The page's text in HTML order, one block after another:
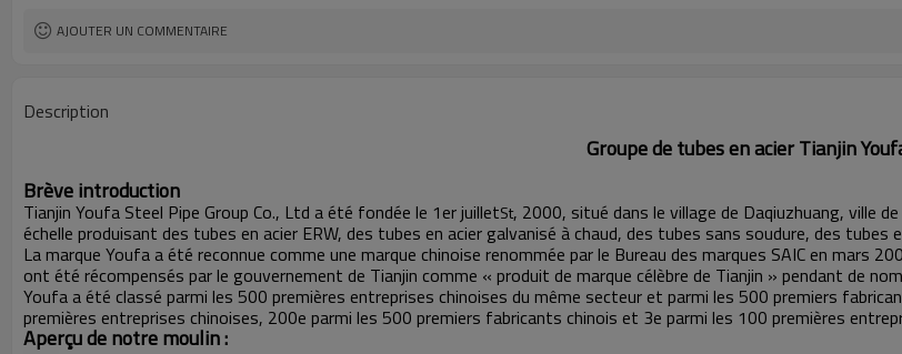
AJOUTER UN COMMENTAIRE
Description
Groupe de tubes en acier Tianjin
Brève introduction
Tianjin Youfa Steel Pipe Group Co., Ltd a été fondée le 1er juilletSt, 2000, situé dans le village de Daqiuzhuang, ville
échelle produisant des tubes en acier ERW, des tubes en acier galvanisé à chaud, des tubes sans soudure, des tubes
La marque Youfa a été reconnue comme une marque chinoise renommée par le Bureau des marques SAIC en mars
ont été récompensés par le gouvernement de Tianjin comme « produit de marque célèbre de Tianjin » pendant de
Youfa a été classé parmi les 500 premières entreprises chinoises du même secteur et parmi les 500 premiers
premières entreprises chinoises, 200e parmi les 500 premiers fabricants chinois et 3e parmi les 100 premières
Aperçu de notre moulin :